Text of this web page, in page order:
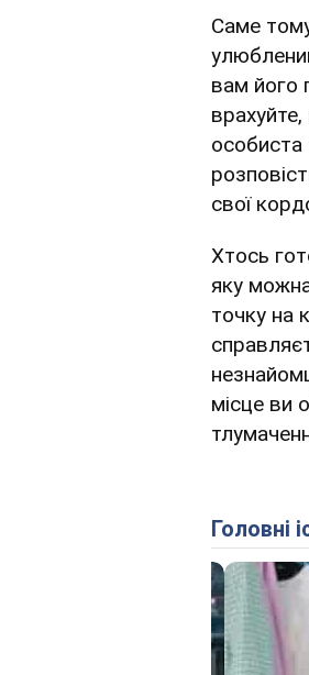
Саме
вам його
особиста
свої
Хтось
яку
точку на
місце ви
Головні